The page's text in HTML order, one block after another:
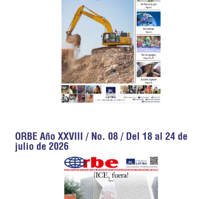
ORBE Año XXVIII / No. 08 / Del 18 al 24 de
julio de 2026